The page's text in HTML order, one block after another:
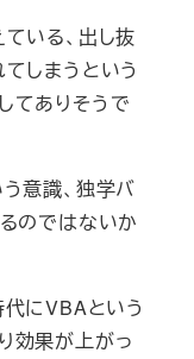
いる、出し抜
しまうという
てありそうで
意識、独学バ
のではないか
代にVBAという
効果が上がっ